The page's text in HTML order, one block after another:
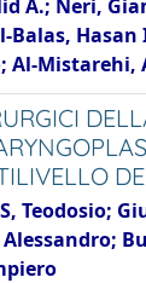
A.; Neri,
Balas,
Mistarehi,
Teodosio;